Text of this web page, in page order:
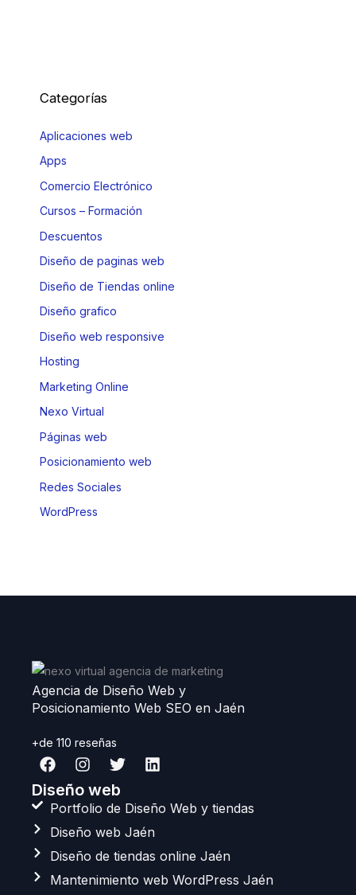
Categorías
Aplicaciones web
Apps
Comercio Electrónico
Cursos – Formación
Descuentos
Diseño de paginas web
Diseño de Tiendas online
Diseño grafico
Diseño web responsive
Hosting
Marketing Online
Nexo Virtual
Páginas web
Posicionamiento web
Redes Sociales
WordPress
Agencia de Diseño Web y
Posicionamiento Web SEO en Jaén
+de 110 reseñas
F
a
c
e
b
o
o
k
I
n
s
t
a
g
r
a
m
T
w
i
t
t
e
r
L
i
k
e
d
i
n
Diseño web
Portfolio de Diseño Web y tiendas
Diseño web Jaén
Diseño de tiendas online Jaén
Mantenimiento web WordPress Jaén